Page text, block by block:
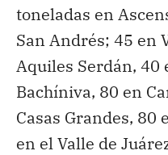
toneladas en
San Andrés; 45 en
Aquiles Serdán, 40
Bachíniva, 80 en
Casas Grandes, 80
en el Valle de